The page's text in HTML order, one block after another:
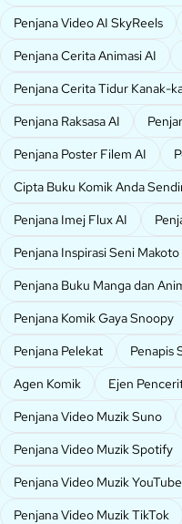
Penjana Video AI SkyReels
Penjana Cerita Animasi AI
Penjana Cerita Tidur Kanak-
Penjana Raksasa AI
Penjana Poster Filem AI
Cipta Buku Komik Anda
Penjana Imej Flux AI
Penjana Inspirasi Seni
Penjana Buku Manga dan
Penjana Komik Gaya Snoopy
Penjana Pelekat
Penapis
Agen Komik
Ejen
Penjana Video Muzik Suno
Penjana Video Muzik Spotify
Penjana Video Muzik YouTube
Penjana Video Muzik TikTok